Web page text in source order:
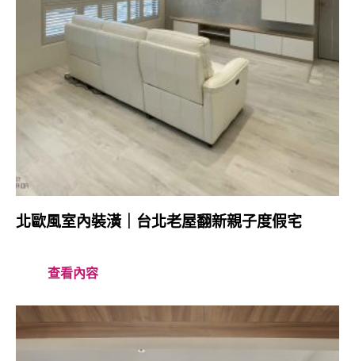
北歐風室內裝潢｜台北老屋翻新親子度假宅
查看內容